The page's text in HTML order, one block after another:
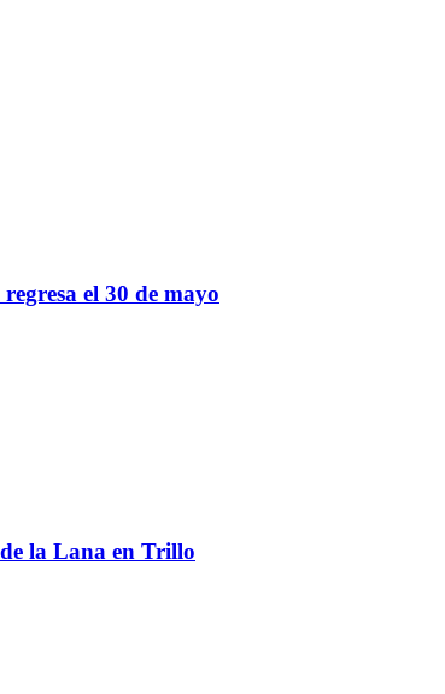
el 30 de mayo
la Lana en Trillo